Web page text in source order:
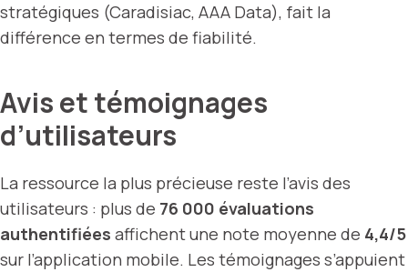
stratégiques (Caradisiac, AAA Data), fait la
différence en termes de fiabilité.
Avis et témoignages
d’utilisateurs
La ressource la plus précieuse reste l’avis des
utilisateurs : plus de 76 000 évaluations
authentifiées affichent une note moyenne de 4,4/5
sur l’application mobile. Les témoignages s’appuient